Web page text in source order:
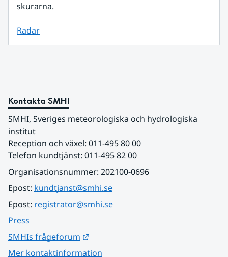
skurarna.
Radar
Kontakta SMHI
SMHI, Sveriges meteorologiska och hydrologiska
institut
Reception och växel: 011-495 80 00
Telefon kundtjänst: 011-495 82 00
Organisationsnummer: 202100-0696
Epost: kundtjanst@smhi.se
Epost: registrator@smhi.se
Press
SMHIs frågeforum
Mer kontaktinformation